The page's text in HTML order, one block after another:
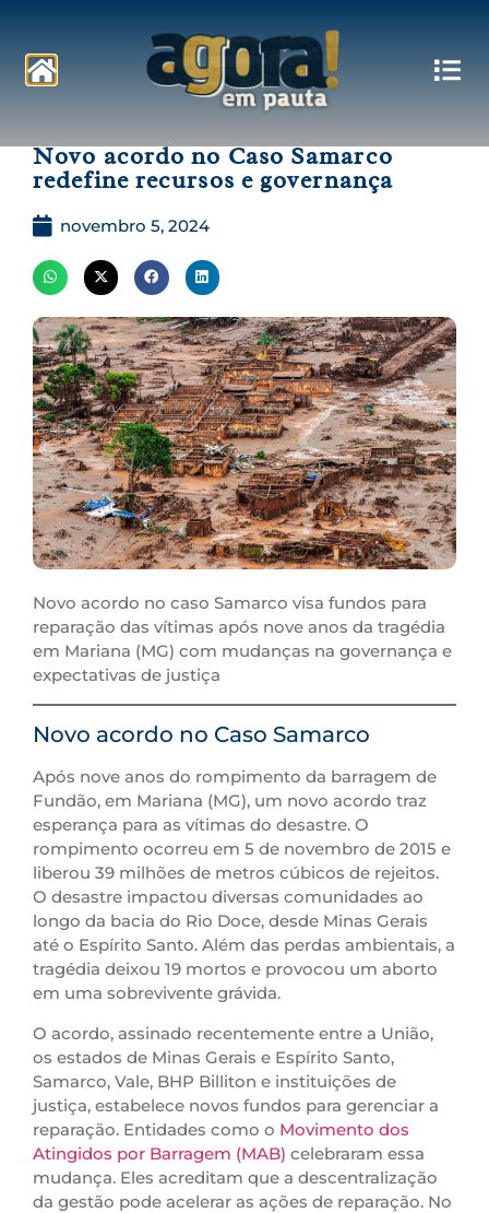
Novo acordo no Caso Samarco
redefine recursos e governança
novembro 5, 2024
Novo acordo no caso Samarco visa fundos para
reparação das vítimas após nove anos da tragédia
em Mariana (MG) com mudanças na governança e
expectativas de justiça
Novo acordo no Caso Samarco
Após nove anos do rompimento da barragem de
Fundão, em Mariana (MG), um novo acordo traz
esperança para as vítimas do desastre. O
rompimento ocorreu em 5 de novembro de 2015 e
liberou 39 milhões de metros cúbicos de rejeitos.
O desastre impactou diversas comunidades ao
longo da bacia do Rio Doce, desde Minas Gerais
até o Espírito Santo. Além das perdas ambientais, a
tragédia deixou 19 mortos e provocou um aborto
em uma sobrevivente grávida.
O acordo, assinado recentemente entre a União,
os estados de Minas Gerais e Espírito Santo,
Samarco, Vale, BHP Billiton e instituições de
justiça, estabelece novos fundos para gerenciar a
reparação. Entidades como o Movimento dos
Atingidos por Barragem (MAB) celebraram essa
mudança. Eles acreditam que a descentralização
da gestão pode acelerar as ações de reparação. No